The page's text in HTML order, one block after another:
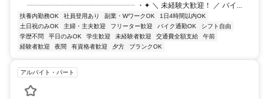
┈┈┈┈┈┈┈┈┈┈┈┈┈┈┈ ・✦ ＼ 未経験大歓迎！ ／ バイ...
扶養内勤務OK 社員登用あり 副業・WワークOK
1日4時間以内OK
土日祝のみOK
主婦・主夫歓迎 フリーター歓迎 バイク通勤OK
シフト自由
学歴不問
平日のみOK 学生歓迎 未経験者歓迎 交通費全額支給
午前
経験者歓迎
夜間 有資格者歓迎 夕方 ブランクOK
アルバイト・パート